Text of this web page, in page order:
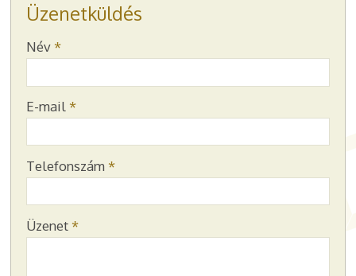
Üzenetküldés
-
Név *
E-mail *
Telefonszám *
Üzenet *